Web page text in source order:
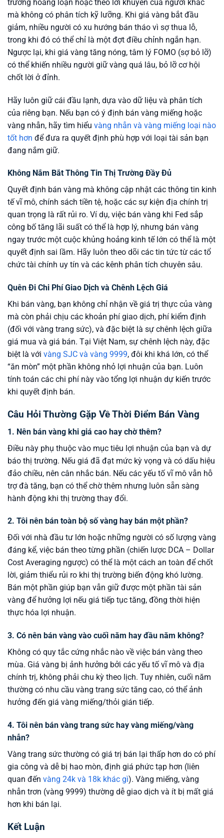
trường hoảng loạn hoặc theo lời khuyên của người khác
mà không có phân tích kỹ lưỡng. Khi giá vàng bắt đầu
giảm, nhiều người có xu hướng bán tháo vì sợ thua lỗ,
trong khi đó có thể chỉ là một đợt điều chỉnh ngắn hạn.
Ngược lại, khi giá vàng tăng nóng, tâm lý FOMO (sợ bỏ lỡ)
có thể khiến nhiều người giữ vàng quá lâu, bỏ lỡ cơ hội
chốt lời ở đỉnh.
Hãy luôn giữ cái đầu lạnh, dựa vào dữ liệu và phân tích
của riêng bạn. Nếu bạn có ý định bán vàng miếng hoặc
vàng nhẫn, hãy tìm hiểu vàng nhẫn và vàng miếng loại nào
tốt hơn để đưa ra quyết định phù hợp với loại tài sản bạn
đang nắm giữ.
Không Nắm Bắt Thông Tin Thị Trường Đầy Đủ
Quyết định bán vàng mà không cập nhật các thông tin kinh
tế vĩ mô, chính sách tiền tệ, hoặc các sự kiện địa chính trị
quan trọng là rất rủi ro. Ví dụ, việc bán vàng khi Fed sắp
công bố tăng lãi suất có thể là hợp lý, nhưng bán vàng
ngay trước một cuộc khủng hoảng kinh tế lớn có thể là một
quyết định sai lầm. Hãy luôn theo dõi các tin tức từ các tổ
chức tài chính uy tín và các kênh phân tích chuyên sâu.
Quên Đi Chi Phí Giao Dịch và Chênh Lệch Giá
Khi bán vàng, bạn không chỉ nhận về giá trị thực của vàng
mà còn phải chịu các khoản phí giao dịch, phí kiểm định
(đối với vàng trang sức), và đặc biệt là sự chênh lệch giữa
giá mua và giá bán. Tại Việt Nam, sự chênh lệch này, đặc
biệt là với vàng SJC và vàng 9999, đôi khi khá lớn, có thể
“ăn mòn” một phần không nhỏ lợi nhuận của bạn. Luôn
tính toán các chi phí này vào tổng lợi nhuận dự kiến trước
khi quyết định bán.
Câu Hỏi Thường Gặp Về Thời Điểm Bán Vàng
1. Nên bán vàng khi giá cao hay chờ thêm?
Điều này phụ thuộc vào mục tiêu lợi nhuận của bạn và dự
báo thị trường. Nếu giá đã đạt mức kỳ vọng và có dấu hiệu
đảo chiều, nên cân nhắc bán. Nếu các yếu tố vĩ mô vẫn hỗ
trợ đà tăng, bạn có thể chờ thêm nhưng luôn sẵn sàng
hành động khi thị trường thay đổi.
2. Tôi nên bán toàn bộ số vàng hay bán một phần?
Đối với nhà đầu tư lớn hoặc những người có số lượng vàng
đáng kể, việc bán theo từng phần (chiến lược DCA – Dollar
Cost Averaging ngược) có thể là một cách an toàn để chốt
lời, giảm thiểu rủi ro khi thị trường biến động khó lường.
Bán một phần giúp bạn vẫn giữ được một phần tài sản
vàng để hưởng lợi nếu giá tiếp tục tăng, đồng thời hiện
thực hóa lợi nhuận.
3. Có nên bán vàng vào cuối năm hay đầu năm không?
Không có quy tắc cứng nhắc nào về việc bán vàng theo
mùa. Giá vàng bị ảnh hưởng bởi các yếu tố vĩ mô và địa
chính trị, không phải chu kỳ theo lịch. Tuy nhiên, cuối năm
thường có nhu cầu vàng trang sức tăng cao, có thể ảnh
hưởng đến giá vàng miếng/thỏi gián tiếp.
4. Tôi nên bán vàng trang sức hay vàng miếng/vàng
nhẫn?
Vàng trang sức thường có giá trị bán lại thấp hơn do có phí
gia công và dễ bị hao mòn, định giá phức tạp hơn (liên
quan đến vàng 24k và 18k khác gì). Vàng miếng, vàng
nhẫn trơn (vàng 9999) thường dễ giao dịch và ít bị mất giá
hơn khi bán lại.
Kết Luận